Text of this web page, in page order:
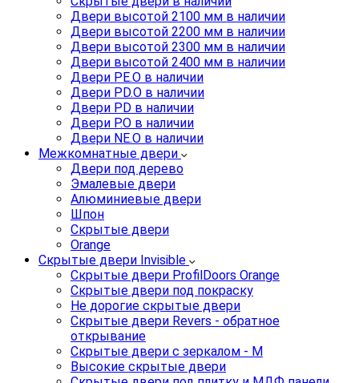
Двери высотой 2100 мм в наличии
Двери высотой 2200 мм в наличии
Двери высотой 2300 мм в наличии
Двери высотой 2400 мм в наличии
Двери PE.O в наличии
Двери PD.O в наличии
Двери PD в наличии
Двери P.O в наличии
Двери NE.O в наличии
Межкомнатные двери
Двери под дерево
Эмалевые двери
Алюминиевые двери
Шпон
Скрытые двери
Orange
Скрытые двери Invisible
Скрытые двери ProfilDoors Orange
Скрытые двери под покраску
Не дорогие скрытые двери
Скрытые двери Revers - обратное
открывание
Скрытые двери с зеркалом - M
Высокие скрытые двери